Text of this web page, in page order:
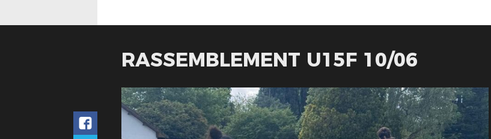
RASSEMBLEMENT U15F 10/06